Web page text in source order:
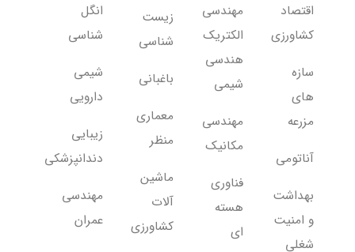
اقتصاد
کشاورزی
سازه
های
مزرعه
آناتومی
بهداشت
و امنیت
شغلی
مهندسی
الکتریک
هندسی
شیمی
مهندسی
مکانیک
فناوری
هسته
ای
زیست
شناسی
باغبانی
معماری
منظر
ماشین
آلات
کشاورزی
انگل
شناسی
شیمی
دارویی
زیبایی
دندانپزشکی
مهندسی
عمران